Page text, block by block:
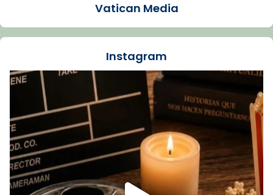
La Carmina va patir depressió. Fa gairebé
dos mesos, a l'Estadi Lluís Companys, la
Recupera l'entrevista comp
Vatican
tican News 👇
www.vaticannews.va/es/iglesia/news/2026-
07/carmina-historia-depresion-papa-viaje-
espana-testimoni...
Foto
View on Facebook · Share
Vatican Media
Instagram